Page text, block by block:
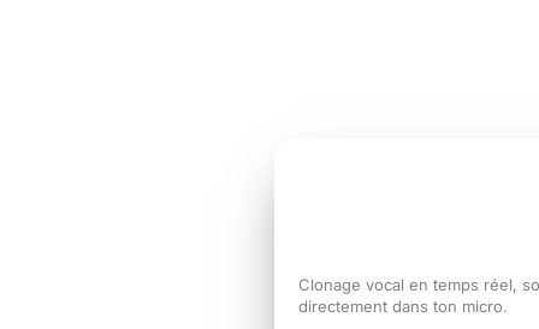
Clonage vocal en temps réel,
directement dans ton micro.